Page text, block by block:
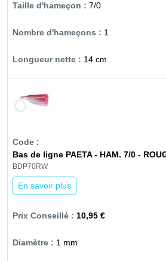
7/0
1
14 cm
Bas de ligne PAETA - HAM. 7/0 -
BDP70RW
En savoir plus
10,95 €
1 mm